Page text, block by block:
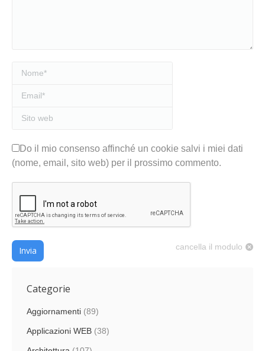
Nome *
Email *
Sito web
Do il mio consenso affinché un cookie salvi i miei dati
(nome, email, sito web) per il prossimo commento.
cancella il modulo
Invia
Categorie
Aggiornamenti (89)
Applicazioni WEB (38)